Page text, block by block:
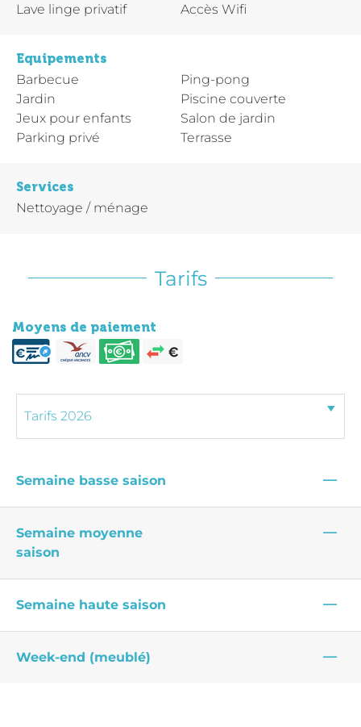
Lave linge privatif
Accès Wifi
Equipements
Barbecue
Jardin
Jeux pour enfants
Parking privé
Ping-pong
Piscine couverte
Salon de jardin
Terrasse
Services
Nettoyage / ménage
Tarifs
Moyens de paiement
Semaine basse saison —
Semaine moyenne
saison
—
Semaine haute saison —
Week-end (meublé) —